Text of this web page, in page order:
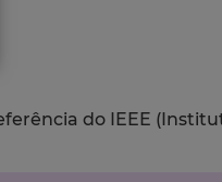
do IEEE